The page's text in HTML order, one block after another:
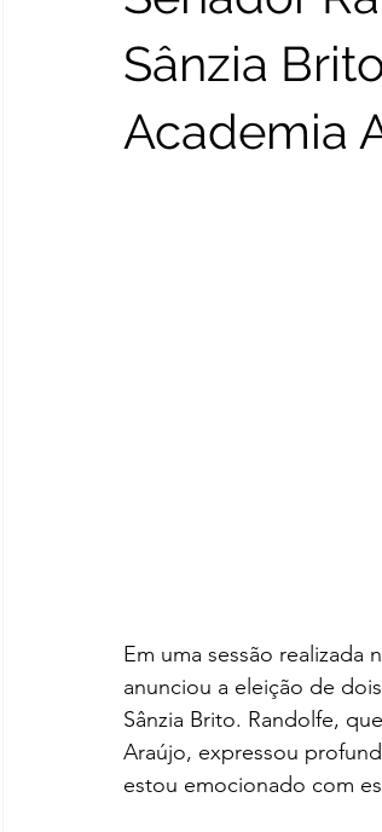
Sânzia
Academia
Em uma sessão realizada
anunciou a eleição de
Sânzia Brito. Randolfe,
Araújo, expressou
estou emocionado com